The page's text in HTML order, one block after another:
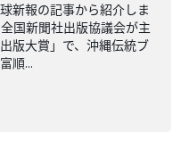
新報の記事から紹介しま
国新聞社出版協議会が主
版大賞」で、沖縄伝統ブ
順...